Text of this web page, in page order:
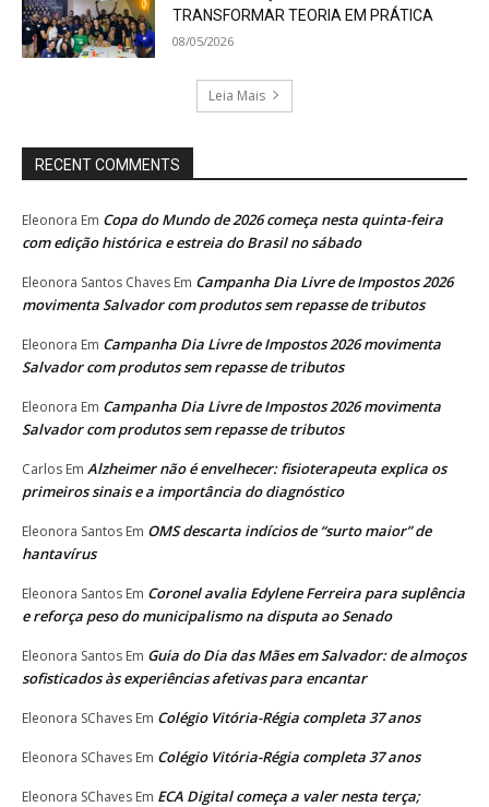
TRANSFORMAR TEORIA EM PRÁTICA
08/05/2026
Leia Mais
RECENT COMMENTS
Eleonora Em Copa do Mundo de 2026 começa nesta quinta-feira
com edição histórica e estreia do Brasil no sábado
Eleonora Santos Chaves Em Campanha Dia Livre de Impostos 2026
movimenta Salvador com produtos sem repasse de tributos
Eleonora Em Campanha Dia Livre de Impostos 2026 movimenta
Salvador com produtos sem repasse de tributos
Eleonora Em Campanha Dia Livre de Impostos 2026 movimenta
Salvador com produtos sem repasse de tributos
Carlos Em Alzheimer não é envelhecer: fisioterapeuta explica os
primeiros sinais e a importância do diagnóstico
Eleonora Santos Em OMS descarta indícios de “surto maior” de
hantavírus
Eleonora Santos Em Coronel avalia Edylene Ferreira para suplência
e reforça peso do municipalismo na disputa ao Senado
Eleonora Santos Em Guia do Dia das Mães em Salvador: de almoços
sofisticados às experiências afetivas para encantar
Eleonora SChaves Em Colégio Vitória-Régia completa 37 anos
Eleonora SChaves Em Colégio Vitória-Régia completa 37 anos
Eleonora SChaves Em ECA Digital começa a valer nesta terça;